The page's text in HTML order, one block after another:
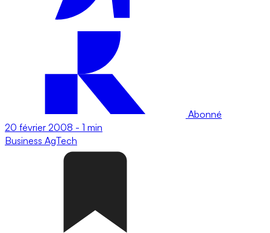
Abonné
20 février 2008 - 1 min
Business AgTech